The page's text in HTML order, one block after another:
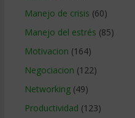
Manejo de crisis (60)
Manejo del estrés (85)
Motivacion (164)
Negociacion (122)
Networking(49)
Productividad (123)